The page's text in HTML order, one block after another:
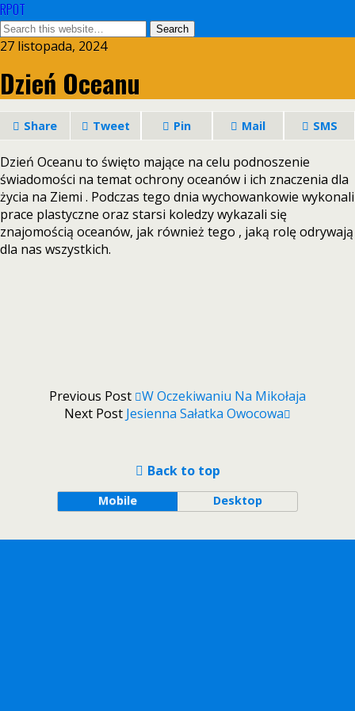
RPOT
27 listopada, 2024
Dzień Oceanu
Share Tweet Pin Mail SMS
Dzień Oceanu to święto mające na celu podnoszenie
świadomości na temat ochrony oceanów i ich znaczenia dla
życia na Ziemi . Podczas tego dnia wychowankowie wykonali
prace plastyczne oraz starsi koledzy wykazali się
znajomością oceanów, jak również tego , jaką rolę odrywają
dla nas wszystkich.
Previous Post W Oczekiwaniu Na Mikołaja
Next Post Jesienna Sałatka Owocowa
Back to top
Mobile Desktop